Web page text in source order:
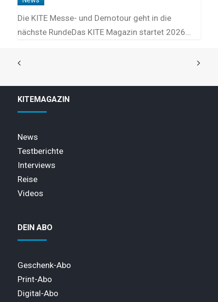
Die KITE Messe- und Demotour geht in die
nächste RundeDas KITE Magazin startet 2026…
KITEMAGAZIN
News
Testberichte
Interviews
Reise
Videos
DEIN ABO
Geschenk-Abo
Print-Abo
Digital-Abo